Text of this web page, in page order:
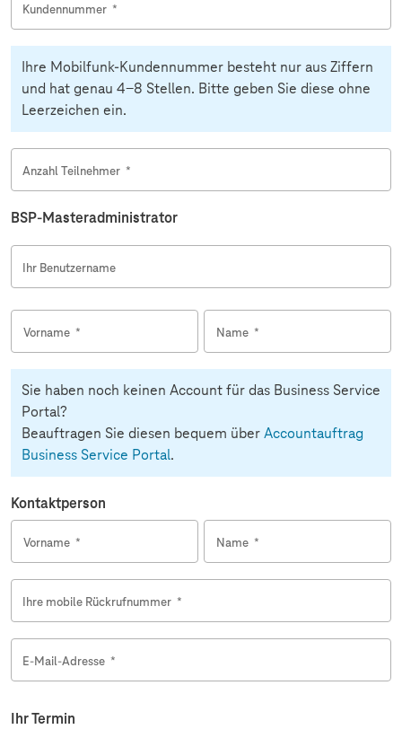
Kundennummer *
Ihre Mobilfunk-Kundennummer besteht nur aus Ziffern
und hat genau 4-8 Stellen. Bitte geben Sie diese ohne
Leerzeichen ein.
Anzahl Teilnehmer *
BSP-Masteradministrator
Ihr Benutzername
Vorname * Name *
Sie haben noch keinen Account für das Business Service
Portal?
Beauftragen Sie diesen bequem über Accountauftrag
Business Service Portal.
Kontaktperson
Vorname * Name *
Ihre mobile Rückrufnummer *
E-Mail-Adresse *
Ihr Termin